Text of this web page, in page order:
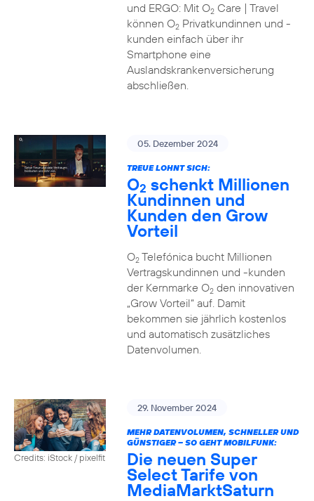
und ERGO: Mit O2Care | Travel
können O2Privatkundinnen und -
kunden einfach über ihr
Smartphone eine
Auslandskrankenversicherung
abschließen.
05. Dezember 2024
TREUE LOHNT SICH:
O2 schenkt Millionen
Kundinnen und
Kunden den Grow
Vorteil
O2Telefónica bucht Millionen
Vertragskundinnen und -kunden
der Kernmarke O2den innovativen
„Grow Vorteil“ auf. Damit
bekommen sie jährlich kostenlos
und automatisch zusätzliches
Datenvolumen.
Credits: iStock / pixelfit
29. November 2024
MEHR DATENVOLUMEN, SCHNELLER UND
GÜNSTIGER – SO GEHT MOBILFUNK:
Die neuen Super
Select Tarife von
MediaMarktSaturn